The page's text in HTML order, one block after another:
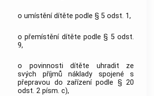
o umístění dítěte podle § 5 odst. 1,
o přemístění dítěte podle § 5 odst.
9,
o povinnosti dítěte uhradit ze
svých příjmů náklady spojené s
přepravou do zařízení podle § 20
odst. 2 písm. c),